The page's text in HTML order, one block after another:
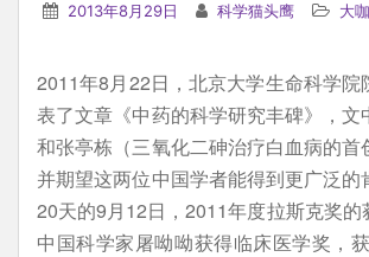
2013年8月29日 科学猫头鹰 大
2011年8月22日，北京大学生命科学院
表了文章《中药的科学研究丰碑》，文
和张亭栋（三氧化二砷治疗白血病的首
并期望这两位中国学者能得到更广泛的
20天的9月12日，2011年度拉斯克奖的
中国科学家屠呦呦获得临床医学奖，